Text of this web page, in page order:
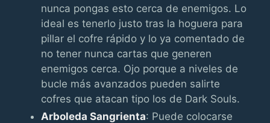
nunca pongas esto cerca de enemigos. Lo
ideal es tenerlo justo tras la hoguera para
pillar el cofre rápido y lo ya comentado de
no tener nunca cartas que generen
enemigos cerca. Ojo porque a niveles de
bucle más avanzados pueden salirte
cofres que atacan tipo los de Dark Souls.
Arboleda Sangrienta: Puede colocarse